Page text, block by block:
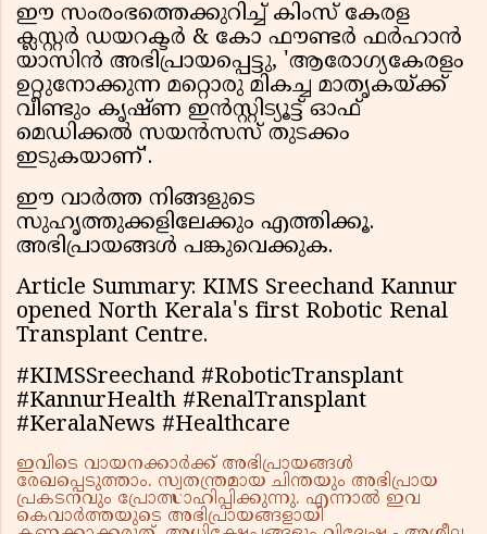
ഈ സംരംഭത്തെക്കുറിച്ച് കിംസ് കേരള
ക്ലസ്റ്റർ ഡയറക്ടർ & കോ ഫൗണ്ടർ ഫർഹാൻ
യാസിൻ അഭിപ്രായപ്പെട്ടു, 'ആരോഗ്യകേരളം
ഉറ്റുനോക്കുന്ന മറ്റൊരു മികച്ച മാതൃകയ്ക്ക്
വീണ്ടും കൃഷ്ണ ഇൻസ്റ്റിട്യൂട്ട് ഓഫ്
മെഡിക്കൽ സയൻസസ് തുടക്കം
ഇടുകയാണ്'.
ഈ വാർത്ത നിങ്ങളുടെ
സുഹൃത്തുക്കളിലേക്കും എത്തിക്കൂ.
അഭിപ്രായങ്ങൾ പങ്കുവെക്കുക.
Article Summary: KIMS Sreechand Kannur
opened North Kerala's first Robotic Renal
Transplant Centre.
#KIMSSreechand #RoboticTransplant
#KannurHealth #RenalTransplant
#KeralaNews #Healthcare
ഇവിടെ വായനക്കാർക്ക് അഭിപ്രായങ്ങൾ
രേഖപ്പെടുത്താം. സ്വതന്ത്രമായ ചിന്തയും അഭിപ്രായ
പ്രകടനവും പ്രോത്സാഹിപ്പിക്കുന്നു. എന്നാൽ ഇവ
കെവാർത്തയുടെ അഭിപ്രായങ്ങളായി